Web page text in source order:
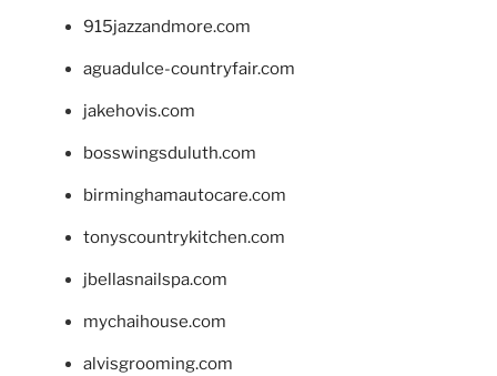
915jazzandmore.com
aguadulce-countryfair.com
jakehovis.com
bosswingsduluth.com
birminghamautocare.com
tonyscountrykitchen.com
jbellasnailspa.com
mychaihouse.com
alvisgrooming.com